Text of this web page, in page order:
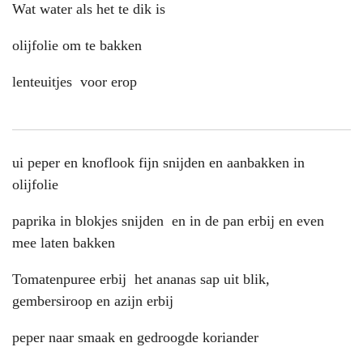
Wat water als het te dik is
olijfolie om te bakken
lenteuitjes voor erop
ui peper en knoflook fijn snijden en aanbakken in
olijfolie
paprika in blokjes snijden en in de pan erbij en even
mee laten bakken
Tomatenpuree erbij het ananas sap uit blik,
gembersiroop en azijn erbij
peper naar smaak en gedroogde koriander